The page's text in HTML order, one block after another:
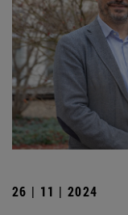
26 | 11 | 2024